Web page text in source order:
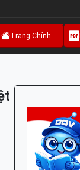
Trang Chính